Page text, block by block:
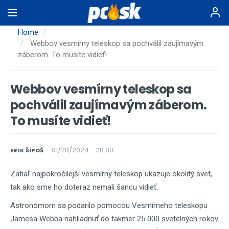
main
content
Home
Webbov vesmírny teleskop sa pochválil zaujímavým
záberom. To musíte vidieť!
Webbov vesmírny teleskop sa
pochválil zaujímavým záberom.
To musíte vidieť!
ERIK ŠÍPOŠ 01/28/2024 - 20:00
Zatiaľ najpokročilejší vesmírny teleskop ukazuje okolitý svet,
tak ako sme ho doteraz nemali šancu vidieť.
Astronómom sa podarilo pomocou Vesmírneho teleskopu
Jamesa Webba nahliadnuť do takmer 25 000 svetelných rokov